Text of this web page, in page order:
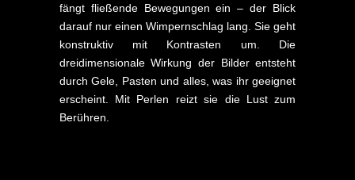
fängt fließende Bewegungen ein – der Blick
darauf nur einen Wimpernschlag lang. Sie geht
konstruktiv mit Kontrasten um. Die
dreidimensionale Wirkung der Bilder entsteht
durch Gele, Pasten und alles, was ihr geeignet
erscheint. Mit Perlen reizt sie die Lust zum
Berühren.